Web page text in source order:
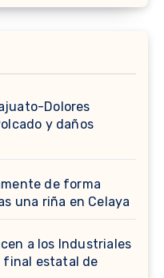
Dolores
y daños
de forma
una riña en Celaya
a los Industriales
final estatal de